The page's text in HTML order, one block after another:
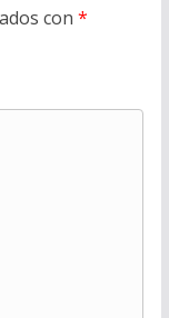
con *